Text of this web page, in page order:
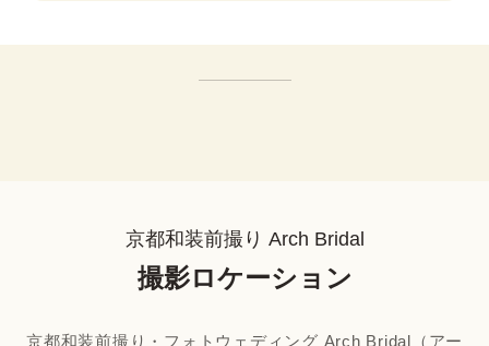
京都和装前撮り Arch Bridal
撮影ロケーション
京都和装前撮り・フォトウェディング Arch Bridal（アー